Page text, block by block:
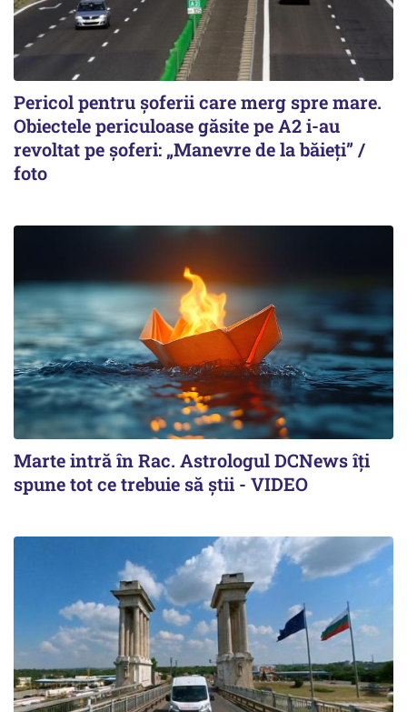
Pericol pentru șoferii care merg spre mare.
Obiectele periculoase găsite pe A2 i-au
revoltat pe șoferi: „Manevre de la băieți” /
foto
Marte intră în Rac. Astrologul DCNews îți
spune tot ce trebuie să știi - VIDEO